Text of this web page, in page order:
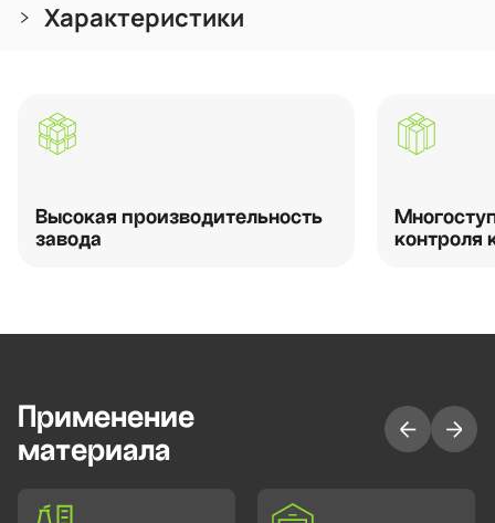
Характеристики
Высокая производительность
завода
контроля
Применение
материала